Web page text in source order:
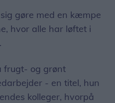
gøre med en kæmpe
hvor alle har løftet i
frugt- og grønt
- en titel, hun
kolleger, hvorpå